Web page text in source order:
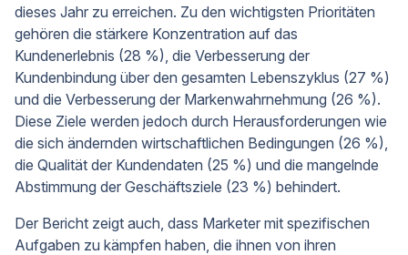
dieses Jahr zu erreichen. Zu den wichtigsten Prioritäten
gehören die stärkere Konzentration auf das
Kundenerlebnis (28 %), die Verbesserung der
Kundenbindung über den gesamten Lebenszyklus (27 %)
und die Verbesserung der Markenwahrnehmung (26 %).
Diese Ziele werden jedoch durch Herausforderungen wie
die sich ändernden wirtschaftlichen Bedingungen (26 %),
die Qualität der Kundendaten (25 %) und die mangelnde
Abstimmung der Geschäftsziele (23 %) behindert.
Der Bericht zeigt auch, dass Marketer mit spezifischen
Aufgaben zu kämpfen haben, die ihnen von ihren